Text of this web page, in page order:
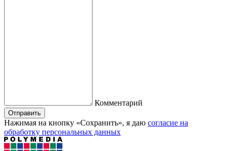
Комментарий
Отправить
Нажимая на кнопку «Сохранить», я даю согласие на
обработку персональных данных